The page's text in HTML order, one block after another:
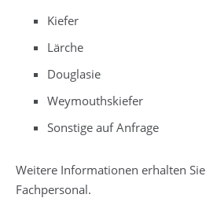
Kiefer
Lärche
Douglasie
Weymouthskiefer
Sonstige auf Anfrage
Weitere Informationen erhalten
Fachpersonal.